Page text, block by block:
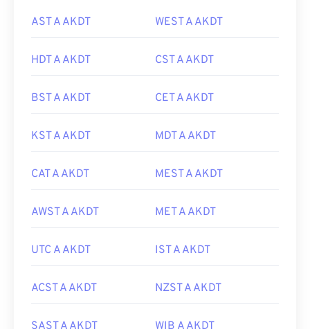
AST A AKDT WEST A AKDT
HDT A AKDT CST A AKDT
BST A AKDT CET A AKDT
KST A AKDT MDT A AKDT
CAT A AKDT MEST A AKDT
AWST A AKDT MET A AKDT
UTC A AKDT IST A AKDT
ACST A AKDT NZST A AKDT
SAST A AKDT WIB A AKDT